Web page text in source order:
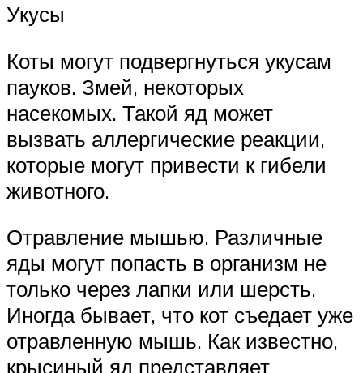
Укусы
Коты могут подвергнуться укусам
пауков. Змей, некоторых
насекомых. Такой яд может
вызвать аллергические реакции,
которые могут привести к гибели
животного.
Отравление мышью. Различные
яды могут попасть в организм не
только через лапки или шерсть.
Иногда бывает, что кот съедает уже
отравленную мышь. Как известно,
крысиный яд представляет